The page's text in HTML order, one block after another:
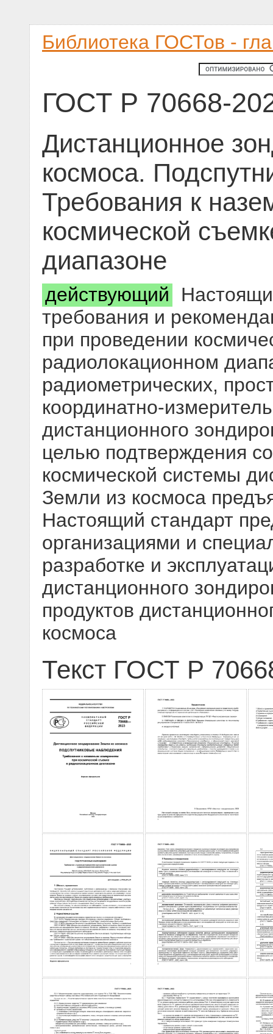
Библиотека ГОСТов -
ГОСТ Р 70668-
Дистанционное
космоса.
Требования к
космической
диапазоне
действующий
требования и
при проведении
радиолокационном
радиометрических,
координатно-
дистанционного
целью подтверждения
космической системы
Земли из космоса
Настоящий стандарт
организациями и
разработке и
дистанционного
продуктов
космоса
Текст ГОСТ Р